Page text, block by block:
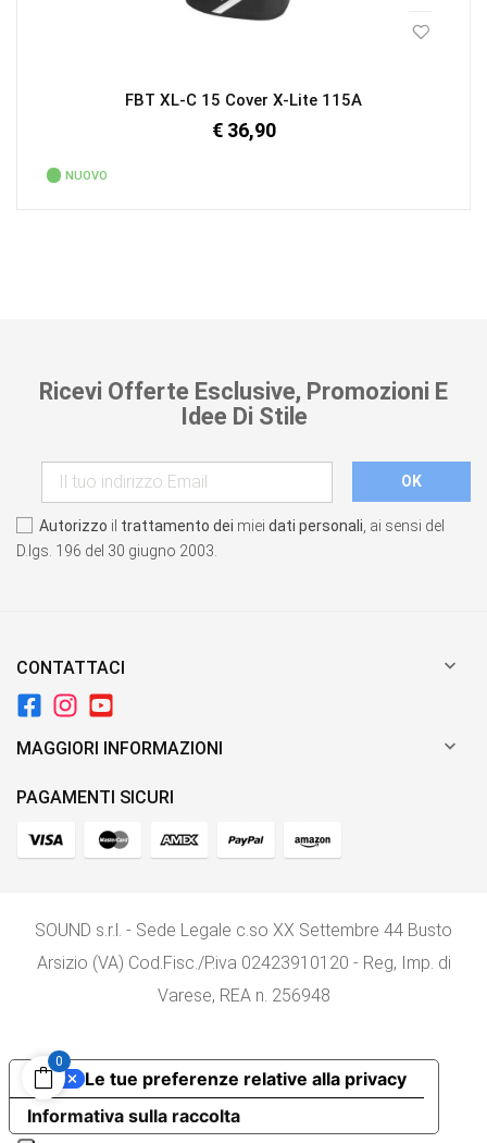
FBT XL-C 15 Cover X-Lite 115A
€ 36,90
NUOVO
Ricevi Offerte Esclusive, Promozioni E
Idee Di Stile
Autorizzo il trattamento dei miei dati personali , ai sensi del
D.lgs. 196 del 30 giugno 2003.
CONTATTACI 
MAGGIORI INFORMAZIONI 
PAGAMENTI SICURI
SOUND s.r.l. - Sede Legale c.so XX Settembre 44 Busto
Arsizio (VA) Cod.Fisc./P.iva 02423910120 - Reg, Imp. di
Varese, REA n. 256948
0
Informativa sulla raccolta
Le tue preferenze relative alla privacy